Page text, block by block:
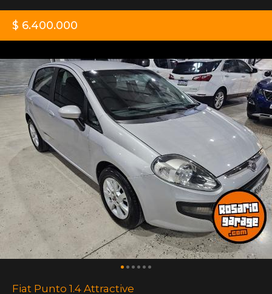
$ 6.400.000
Fiat Punto 1.4 Attractive